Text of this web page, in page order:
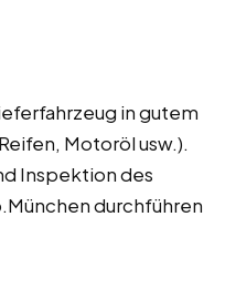
in gutem
Motoröl usw.).
Inspektion des
durchführen